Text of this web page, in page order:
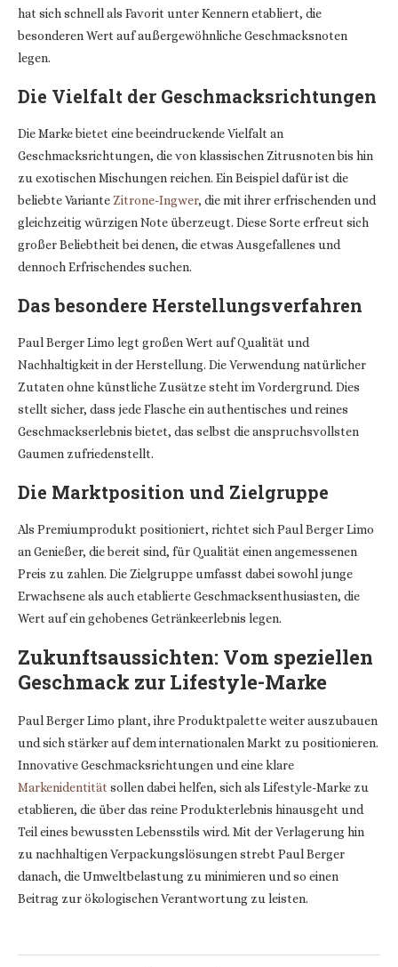
hat sich schnell als Favorit unter Kennern etabliert, die
besonderen Wert auf außergewöhnliche Geschmacksnoten
legen.
Die Vielfalt der Geschmacksrichtungen
Die Marke bietet eine beeindruckende Vielfalt an
Geschmacksrichtungen, die von klassischen Zitrusnoten bis hin
zu exotischen Mischungen reichen. Ein Beispiel dafür ist die
beliebte VarianteZitrone-Ingwer, die mit ihrer erfrischenden und
gleichzeitig würzigen Note überzeugt. Diese Sorte erfreut sich
großer Beliebtheit bei denen, die etwas Ausgefallenes und
dennoch Erfrischendes suchen.
Das besondere Herstellungsverfahren
Paul Berger Limo legt großen Wert auf Qualität und
Nachhaltigkeit in der Herstellung. Die Verwendung natürlicher
Zutaten ohne künstliche Zusätze steht im Vordergrund. Dies
stellt sicher, dass jede Flasche ein authentisches und reines
Geschmackserlebnis bietet, das selbst die anspruchsvollsten
Gaumen zufriedenstellt.
Die Marktposition und Zielgruppe
Als Premiumprodukt positioniert, richtet sich Paul Berger Limo
an Genießer, die bereit sind, für Qualität einen angemessenen
Preis zu zahlen. Die Zielgruppe umfasst dabei sowohl junge
Erwachsene als auch etablierte Geschmacksenthusiasten, die
Wert auf ein gehobenes Getränkeerlebnis legen.
Zukunftsaussichten: Vom speziellen
Geschmack zur Lifestyle-Marke
Paul Berger Limo plant, ihre Produktpalette weiter auszubauen
und sich stärker auf dem internationalen Markt zu positionieren.
Innovative Geschmacksrichtungen und eine klare
Markenidentität sollen dabei helfen, sich als Lifestyle-Marke zu
etablieren, die über das reine Produkterlebnis hinausgeht und
Teil eines bewussten Lebensstils wird. Mit der Verlagerung hin
zu nachhaltigen Verpackungslösungen strebt Paul Berger
danach, die Umweltbelastung zu minimieren und so einen
Beitrag zur ökologischen Verantwortung zu leisten.